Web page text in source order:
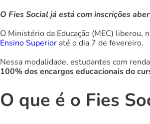
O Fies Social já está com inscrições
O Ministério da Educação (MEC)
Ensino Superior até o dia 7 de fevereiro.
Nessa modalidade, estudantes com
100% dos encargos educacionais do
O que é o Fies